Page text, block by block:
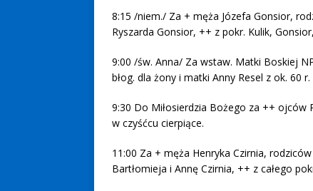
8:15 /niem./ Za + męża Józefa Gonsior,
Ryszarda Gonsior, ++ z pokr. Kulik,
9:00 /św. Anna/ Za wstaw. Matki Boskiej
błog. dla żony i matki Anny Resel z ok. 60
9:30 Do Miłosierdzia Bożego za ++ ojców
w czyśćcu cierpiące.
11:00 Za + męża Henryka Czirnia,
Bartłomieja i Annę Czirnia, ++ z całego